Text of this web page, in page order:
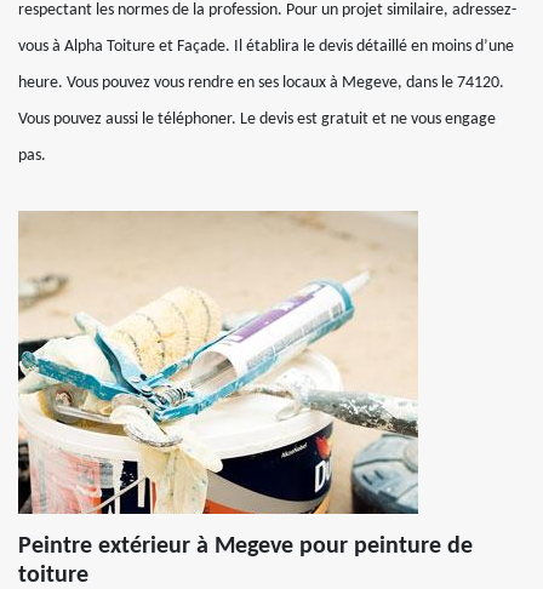
respectant les normes de la profession. Pour un projet similaire, adressez-
vous à Alpha Toiture et Façade. Il établira le devis détaillé en moins d’une
heure. Vous pouvez vous rendre en ses locaux à Megeve, dans le 74120.
Vous pouvez aussi le téléphoner. Le devis est gratuit et ne vous engage
pas.
Peintre extérieur à Megeve pour peinture de
toiture